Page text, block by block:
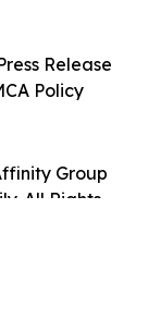
Group
All Rights
Release
Policy